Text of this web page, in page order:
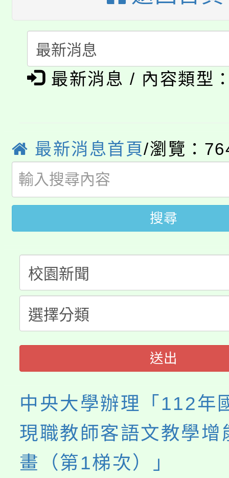
者。
份教師研習
淨零綠生活教案入校路
會
115年食農教育專業人
程
「本色祭」8/29、30在
8/21下午1時於龍潭區
局官網。
8月14至27日，桃園電
開!
115年桃園市運動會8/
田徑場及游泳池舉行。
桃園市低收入戶享有免
視費優惠，中低收入戶
半價優惠，詳情可洽有
者。
大園自造教育及科技
份教師增能研習
份教師研習
淨零綠生活教案入校路
會
115年食農教育專業人
程
最新消息 / 內容類型
最新消息首頁/瀏覽：
搜尋
送出
中央大學辦理「112年
現職教師客語文教學增
畫（第1梯次）」